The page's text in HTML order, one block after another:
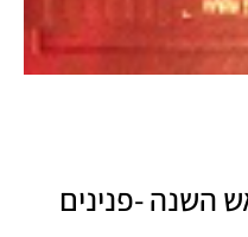
השנה -פנינים